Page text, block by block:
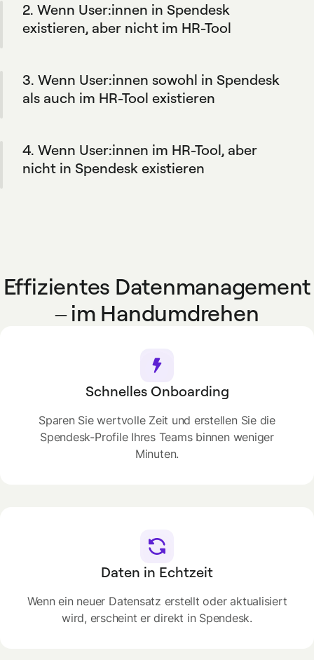
automatisch Spendesk-Profile für Ihr Team,
basierend auf den in Ihrem HR-Tool
2. Wenn User:innen in Spendesk
existieren, aber nicht im HR-Tool
Weise bleibt Ihr HR-Tool die primäre
Datenquelle. Und Sie haben die Flexibilität,
3. Wenn User:innen sowohl in Spendesk
als auch im HR-Tool existieren
in Spendesk übernommen.
4. Wenn User:innen im HR-Tool, aber
nicht in Spendesk existieren
Effizientes Datenmanagement
– im Handumdrehen
Schnelles Onboarding
Sparen Sie wertvolle Zeit und erstellen Sie die
Spendesk-Profile Ihres Teams binnen weniger
Minuten.
Daten in Echtzeit
Wenn ein neuer Datensatz erstellt oder aktualisiert
wird, erscheint er direkt in Spendesk.